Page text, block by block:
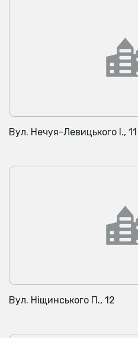
Вул. Нечуя-Левицького І., 11
Вул. Ніщинського П., 12